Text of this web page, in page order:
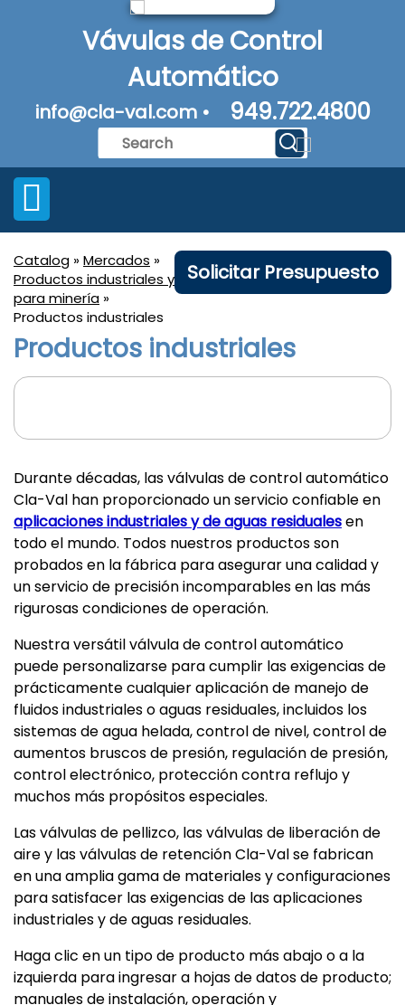
Vávulas de Control
Automático
info@cla-val.com • 949.722.4800
Solicitar Presupuesto
Catalog »Mercados »
Productos industriales y
para minería »
Productos industriales
Productos industriales
Durante décadas, las válvulas de control automático
Cla-Val han proporcionado un servicio confiable en
aplicaciones industriales y de aguas residualesen
todo el mundo. Todos nuestros productos son
probados en la fábrica para asegurar una calidad y
un servicio de precisión incomparables en las más
rigurosas condiciones de operación.
Nuestra versátil válvula de control automático
puede personalizarse para cumplir las exigencias de
prácticamente cualquier aplicación de manejo de
fluidos industriales o aguas residuales, incluidos los
sistemas de agua helada, control de nivel, control de
aumentos bruscos de presión, regulación de presión,
control electrónico, protección contra reflujo y
muchos más propósitos especiales.
Las válvulas de pellizco, las válvulas de liberación de
aire y las válvulas de retención Cla-Val se fabrican
en una amplia gama de materiales y configuraciones
para satisfacer las exigencias de las aplicaciones
industriales y de aguas residuales.
Haga clic en un tipo de producto más abajo o a la
izquierda para ingresar a hojas de datos de producto;
manuales de instalación, operación y